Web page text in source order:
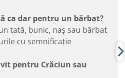
ca dar pentru un bărbat?
tată, bunic, naș sau bărbat
cu semnificație
pentru Crăciun sau